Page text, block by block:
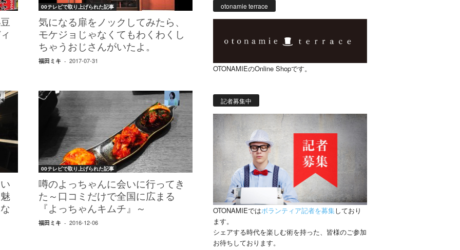
00テレビで取り上げられた記事
気になる扉をノックしてみたら、
モケジョじゃなくてもわくわくし
ちゃうおじさんがいたよ。
福田ミキ - 2017-07-31
00テレビで取り上げられた記事
噂のよっちゃんに会いに行ってき
た～口コミだけで全国に広まる
『よっちゃんキムチ』～
福田ミキ - 2016-12-06
otonamie terrace
OTONAMIEのOnline Shopです。
記者募集中
OTONAMIEではボランティア記者を募集しており
ます。
シェアする時代を楽しむ術を持った、皆様のご参加
お待ちしております。